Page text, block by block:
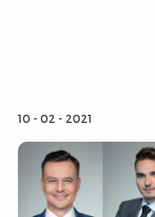
10 - 02 - 2021